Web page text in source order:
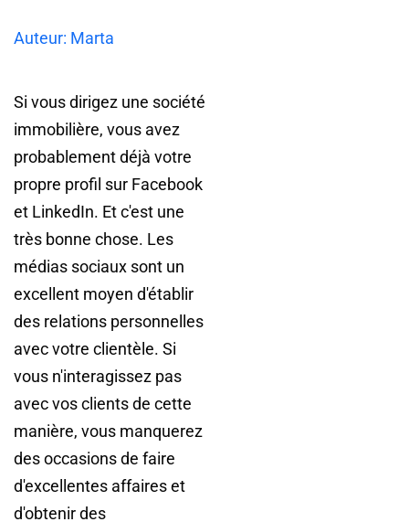
Auteur: Marta
Si vous dirigez une société
immobilière, vous avez
probablement déjà votre
propre profil sur Facebook
et LinkedIn. Et c'est une
très bonne chose. Les
médias sociaux sont un
excellent moyen d'établir
des relations personnelles
avec votre clientèle. Si
vous n'interagissez pas
avec vos clients de cette
manière, vous manquerez
des occasions de faire
d'excellentes affaires et
d'obtenir des